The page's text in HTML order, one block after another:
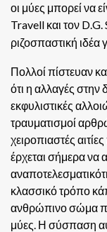
οι μύες μπορεί να
Travell και τον
ριζοσπαστική ιδέα
Πολλοί πίστευαν
ότι η αλλαγές στην
εκφυλιστικές
τραυματισμοί
χειροπιαστές
έρχεται σήμερα να
κλασσικό τρόπο
ανθρώπινο σώμα
μύες. Η σύσπαση